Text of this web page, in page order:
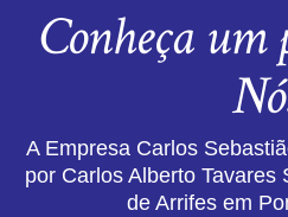
Conheça um
A Empresa Carlos
por Carlos Alberto Tavares
de Arrifes em